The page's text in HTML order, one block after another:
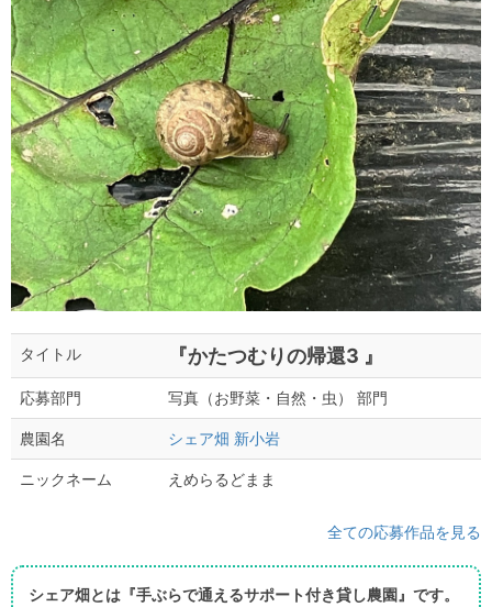
タイトル 『かたつむりの帰還3 』
応募部門 写真（お野菜・自然・虫） 部門
農園名 シェア畑 新小岩
ニックネーム えめらるどまま
全ての応募作品を見る
シェア畑とは『手ぶらで通えるサポート付き貸し農園』です。